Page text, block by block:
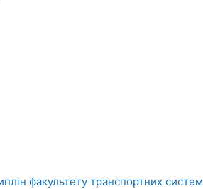
факультету транспортних систем